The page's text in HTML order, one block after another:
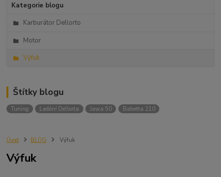
Kategorie blogu
Karburátor Dellorto
Motor
Výfuk
Štítky blogu
Tuning Ladění Dellorta Jawa 50 Babetta 210
Úvod BLOG Výfuk
Výfuk